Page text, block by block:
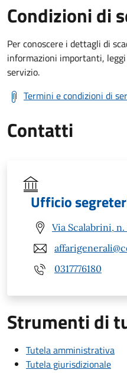
Condizioni di
Per conoscere i dettagli di
informazioni importanti,
servizio.
Termini e condizioni di
Contatti
Ufficio
Via Scalabrini, n.
0317776180
Strumenti di
Tutela amministrativa
Tutela giurisdizionale